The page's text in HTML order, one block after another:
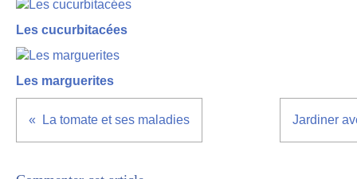
Les cucurbitacées
Les marguerites
La tomate et ses maladies Jardiner